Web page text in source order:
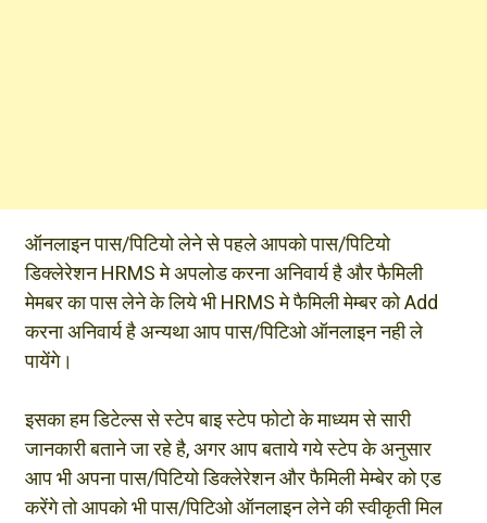
ऑनलाइन पास/पिटियो लेने से पहले आपको पास/पिटियो
डिक्लेरेशन HRMS मे अपलोड करना अनिवार्य है और फैमिली
मेमबर का पास लेने के लिये भी HRMS मे फैमिली मेम्बर को Add
करना अनिवार्य है अन्यथा आप पास/पिटिओ ऑनलाइन नही ले
पायेंगे।
इसका हम डिटेल्स से स्टेप बाइ स्टेप फोटो के माध्यम से सारी
जानकारी बताने जा रहे है, अगर आप बताये गये स्टेप के अनुसार
आप भी अपना पास/पिटियो डिक्लेरेशन और फैमिली मेम्बेर को एड
करेंगे तो आपको भी पास/पिटिओ ऑनलाइन लेने की स्वीकृती मिल